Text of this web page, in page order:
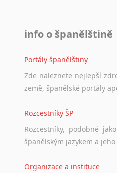
info o španělštině
Portály španělštiny
Zde naleznete nejlepší
země, španělské portály
Rozcestníky ŠP
Rozcestníky, podobné jako
španělským jazykem a jeho
Organizace a instituce